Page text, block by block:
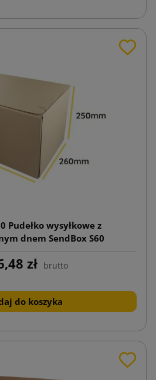
Pudełko wysyłkowe z
dnem SendBox S60
zł brutto
do koszyka